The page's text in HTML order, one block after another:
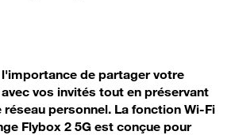
de partager votre
vos invités tout en préservant
personnel. La fonction Wi-Fi
Flybox 2 5G est conçue pour